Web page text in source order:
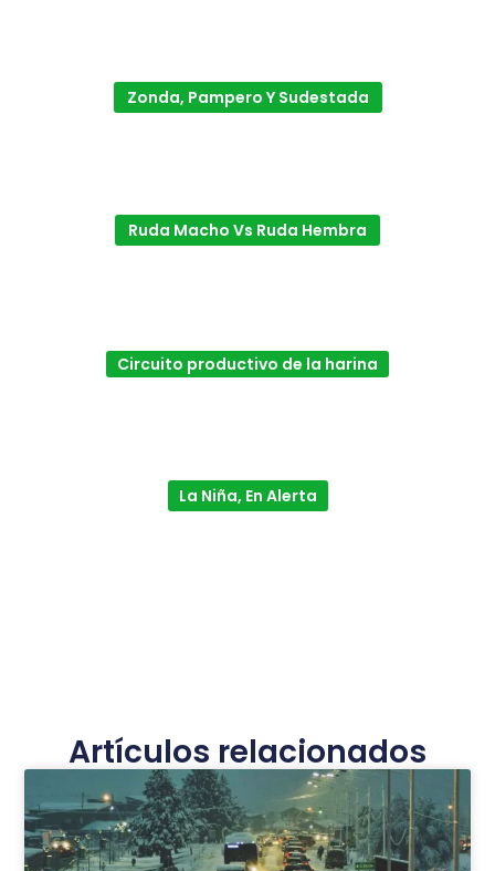
Zonda, Pampero Y Sudestada
Ruda Macho Vs Ruda Hembra
Circuito productivo de la harina
La Niña, En Alerta
Artículos relacionados